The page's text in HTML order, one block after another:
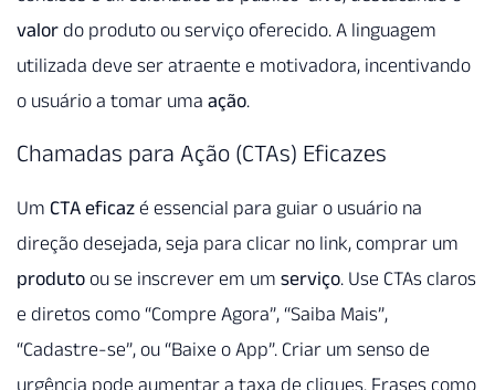
valor do produto ou serviço oferecido. A linguagem
utilizada deve ser atraente e motivadora, incentivando
o usuário a tomar uma ação.
Chamadas para Ação (CTAs) Eficazes
Um CTA eficaz é essencial para guiar o usuário na
direção desejada, seja para clicar no link, comprar um
produto ou se inscrever em um serviço. Use CTAs claros
e diretos como “Compre Agora”, “Saiba Mais”,
“Cadastre-se”, ou “Baixe o App”. Criar um senso de
urgência pode aumentar a taxa de cliques. Frases como